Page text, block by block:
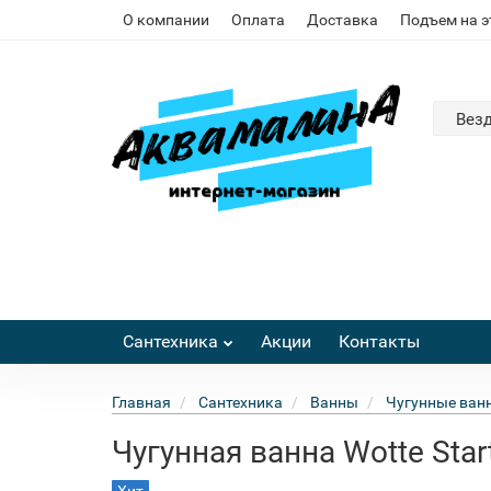
О компании Оплата Доставка Подъем на
Сантехника Акции Контакты
Главная Сантехника Ванны Чугунные
Чугунная ванна Wotte